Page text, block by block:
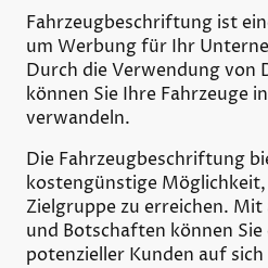
Fahrzeugbeschriftung ist
um Werbung für Ihr
Durch die Verwendung von
können Sie Ihre Fahrzeuge
verwandeln.
Die Fahrzeugbeschriftung
kostengünstige
Zielgruppe zu erreichen.
und Botschaften können
potenzieller Kunden auf sich